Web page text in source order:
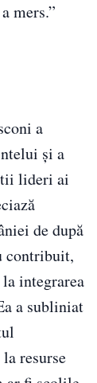
mers.”
a
și a
lideri ai
de după
contribuit,
integrarea
a subliniat
resurse